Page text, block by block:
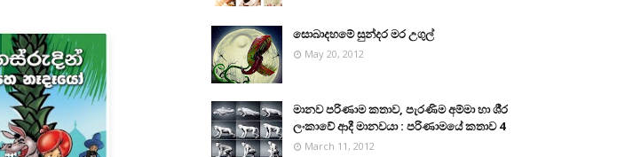
සොබාදහමේ සුන්දර මර උගුල්
May 20, 2012
මානව පරිණාම කතාව, පැරණිම අම්මා හා ශී‍්‍ර
ලංකාවේ ආදී මානවයා : පරිණාමයේ කතාව 4
March 11, 2012